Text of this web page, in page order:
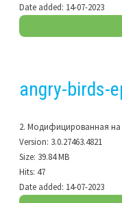
Date added: 14-07-2023
angry-birds-
2. Модифицированная
Version: 3.0.27463.4821
Size: 39.84 MB
Hits: 47
Date added: 14-07-2023